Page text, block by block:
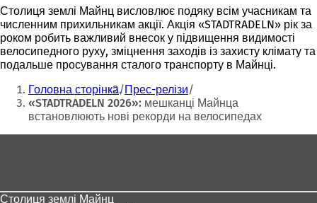
Столиця землі Майнц висловлює подяку всім учасникам та
численним прихильникам акції. Акція «STADTRADELN» рік за
роком робить важливий внесок у підвищення видимості
велосипедного руху, зміцнення заходів із захисту клімату та
подальше просування сталого транспорту в Майнці.
Ти
тут:
Головна сторінка Прес-релізи
«STADTRADELN 2026»: мешканці Майнца
встановлюють нові рекорди на велосипедах
Столиця землі Майнц